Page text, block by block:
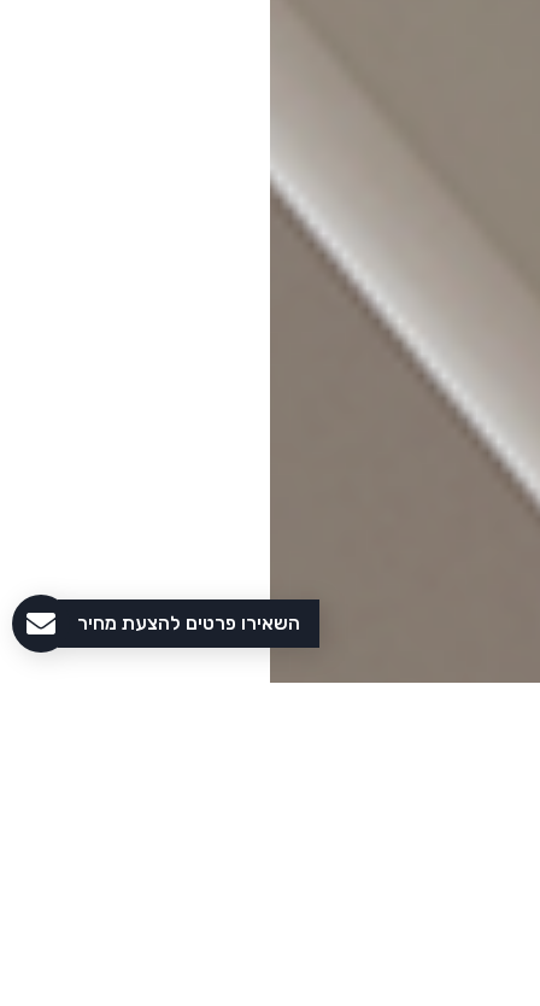
השאירו פרטים להצעת מחיר